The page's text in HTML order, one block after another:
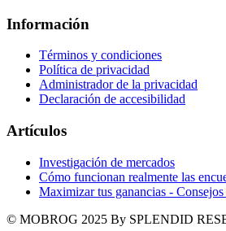
Información
Términos y condiciones
Política de privacidad
Administrador de la privacidad
Declaración de accesibilidad
Artículos
Investigación de mercados
Cómo funcionan realmente las
Maximizar tus ganancias -
© MOBROG 2025 By SPLENDID